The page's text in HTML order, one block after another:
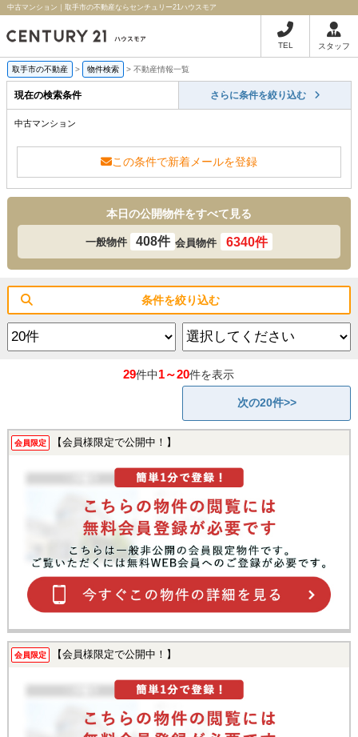
中古マンション｜取手市の不動産ならセンチュリー21ハウスモア
TEL スタッフ
取手市の不動産 > 物件検索 > 不動産情報一覧
現在の検索条件 さらに条件を絞り込む
中古マンション
この条件で新着メールを登録
本日の公開物件をすべて見る
一般物件 408件 会員物件 6340件
条件を絞り込む
29件中1～20件を表示
次の20件>>
会員限定 【会員様限定で公開中！】
会員限定 【会員様限定で公開中！】